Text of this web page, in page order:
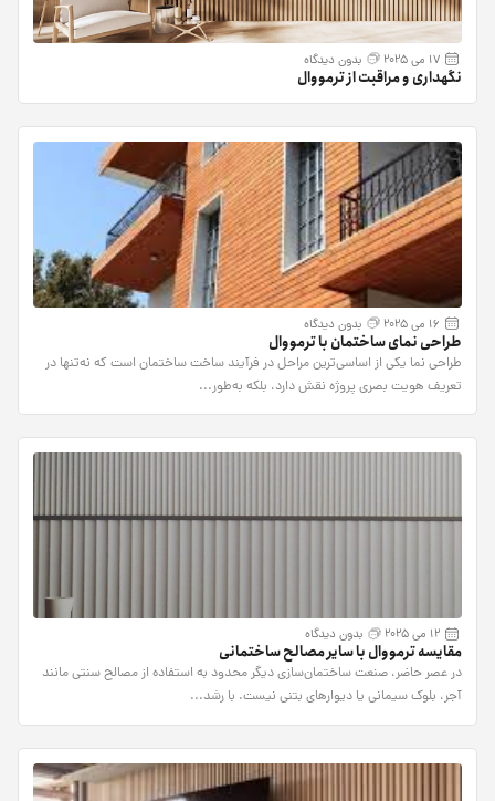
17 می 2025 بدون دیدگاه
نگهداری و مراقبت از ترمووال
16 می 2025 بدون دیدگاه
طراحی نمای ساختمان با ترمووال
طراحی نما یکی از اساسی‌ترین مراحل در فرآیند ساخت ساختمان است که نه‌تنها در
تعریف هویت بصری پروژه نقش دارد، بلکه به‌طور...
12 می 2025 بدون دیدگاه
مقایسه ترمووال با سایر مصالح ساختمانی
در عصر حاضر، صنعت ساختمان‌سازی دیگر محدود به استفاده از مصالح سنتی مانند
آجر، بلوک سیمانی یا دیوارهای بتنی نیست. با رشد...